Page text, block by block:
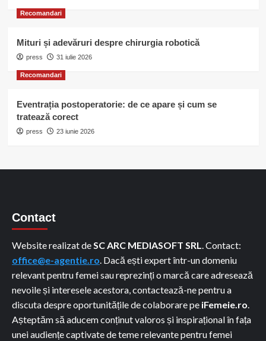
Recomandari
Mituri și adevăruri despre chirurgia robotică
press 31 iulie 2026
Recomandari
Eventrația postoperatorie: de ce apare și cum se
tratează corect
press 23 iunie 2026
Contact
Website realizat deSC ARC MEDIASOFT SRL. Contact:
office@e-agentie.ro. Dacă ești expert într-un domeniu
relevant pentru femei sau reprezinți o marcă care adresează
nevoile și interesele acestora, contactează-ne pentru a
discuta despre oportunitățile de colaborare pe iFemeie.ro.
Așteptăm să aducem conținut valoros și inspirațional în fața
unei audiențe captivate de teme relevante pentru femei